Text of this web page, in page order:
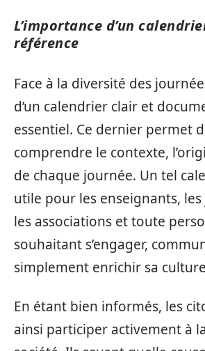
L’importance d’un
référence
Face à la diversité des
d’un calendrier clair et
essentiel. Ce dernier permet
comprendre le contexte,
de chaque journée. Un tel
utile pour les enseignants,
les associations et toute
souhaitant s’engager,
simplement enrichir sa
En étant bien informés, les
ainsi participer activement à